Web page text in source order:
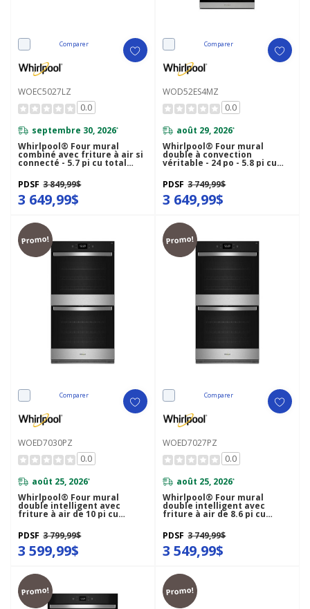
Comparer
WOEC5027LZ
0.0
septembre 30, 2026*
Whirlpool® Four mural
combiné avec friture à air si
connecté - 5.7 pi cu total
PDSF 3 849,99$
3 649,99$
Comparer
WOD52ES4MZ
0.0
août 29, 2026*
Whirlpool® Four mural
double à convection
véritable - 24 po - 5.8 pi cu
PDSF 3 749,99$
3 649,99$
Promo!
Comparer
WOED7030PZ
0.0
août 25, 2026*
Whirlpool® Four mural
double intelligent avec
friture à air de 10 pi cu
PDSF 3 799,99$
3 599,99$
Promo!
Comparer
WOED7027PZ
0.0
août 25, 2026*
Whirlpool® Four mural
double intelligent avec
friture à air de 8.6 pi cu
PDSF 3 749,99$
3 549,99$
Promo! Promo!